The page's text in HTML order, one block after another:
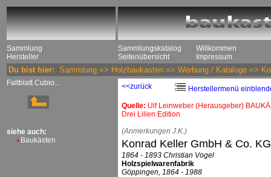
Sammlung
Hersteller
Sammlungskatalog
Seitenübersicht
Willkommen
Impressum
Du bist hier: Sammlung => Holzbaukasten => Werbung / Kataloge =>
Faltblatt Cubio...
siehe auch:
Baukästen
<<zurück
Herstellermenü
Quelle: Ulf Leinweber (Herausgeber)
Drei Lilien Edition
(Anmerkungen J.K.)
Konrad Keller GmbH & Co. KG
1864 - 1893 Christian Vogel
Holzspielwarenfabrik
Göppingen, 1864 - 1988